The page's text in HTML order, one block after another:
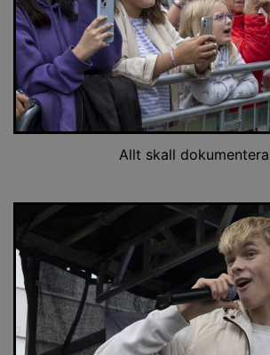
Allt skall